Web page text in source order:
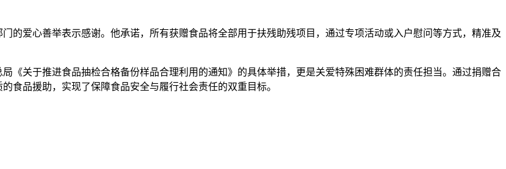
的爱心善举表示感谢。他承诺，所有获赠食品将全部用于扶残助残项目，通过专项活动或入户慰问等方式，精准及
《关于推进食品抽检合格备份样品合理利用的通知》的具体举措，更是关爱特殊困难群体的责任担当。通过捐赠合
食品援助，实现了保障食品安全与履行社会责任的双重目标。